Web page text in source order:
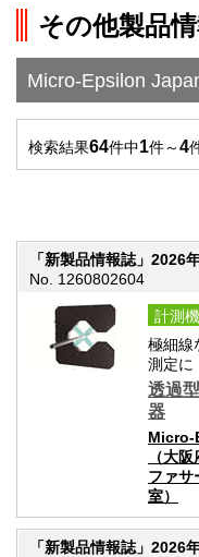
その他製品
Micro-Epsilon
検索結果64件中1件～4
「新製品情報誌」2026
No. 1260802604
計測
極細線
測定に
透過
器
Micro-
（大
ファサ
室）
「新製品情報誌」2026